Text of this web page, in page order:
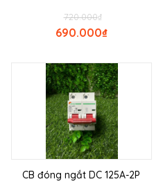
₫
720.000
₫
690.000
CB đóng ngắt DC 125A-2P